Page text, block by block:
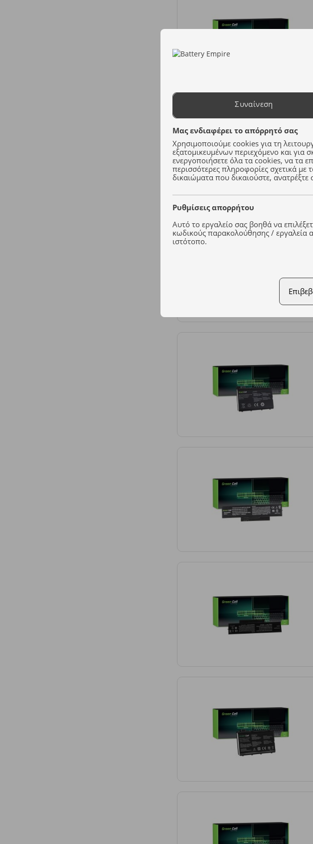
Συναίνεση
Μας ενδιαφέρει το απόρρητό σας
Χρησιμοποιούμε cookies για τη
εξατομικευμένων περιεχόμενο και
ενεργοποιήσετε όλα τα cookies, να τα
περισσότερες πληροφορίες σχετικά
δικαιώματα που δικαιούστε, ανατρέξτε
Ρυθμίσεις απορρήτου
Αυτό το εργαλείο σας βοηθά να
κωδικούς παρακολούθησης / εργαλεία
ιστότοπο.